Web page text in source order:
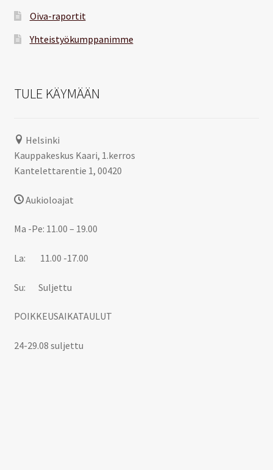
Oiva-raportit
Yhteistyökumppanimme
TULE KÄYMÄÄN
Helsinki
Kauppakeskus Kaari, 1.kerros
Kantelettarentie 1, 00420
Aukioloajat
Ma -Pe: 11.00 – 19.00
La: 11.00 -17.00
Su: Suljettu
POIKKEUSAIKATAULUT
24-29.08 suljettu